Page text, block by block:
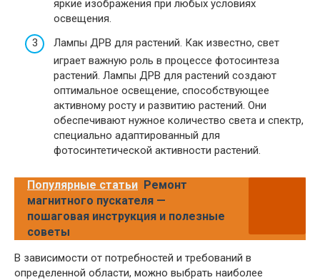
яркие изображения при любых условиях
освещения.
Лампы ДРВ для растений. Как известно, свет
играет важную роль в процессе фотосинтеза
растений. Лампы ДРВ для растений создают
оптимальное освещение, способствующее
активному росту и развитию растений. Они
обеспечивают нужное количество света и спектр,
специально адаптированный для
фотосинтетической активности растений.
Популярные статьи Ремонт
магнитного пускателя —
пошаговая инструкция и полезные
советы
В зависимости от потребностей и требований в
определенной области, можно выбрать наиболее